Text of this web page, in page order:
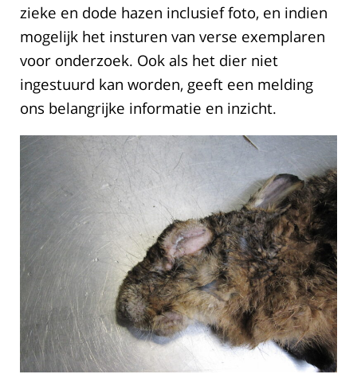
zieke en dode hazen inclusief foto, en indien
mogelijk het insturen van verse exemplaren
voor onderzoek. Ook als het dier niet
ingestuurd kan worden, geeft een melding
ons belangrijke informatie en inzicht.